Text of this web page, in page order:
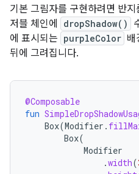
기본 그림자를 구현하려면 반
저블 체인에
dropShadow()
에 표시되는 purpleColor 배
뒤에 그려집니다.
@Composable
fun
Box(Modifier .
Box(
Modifier
.width(